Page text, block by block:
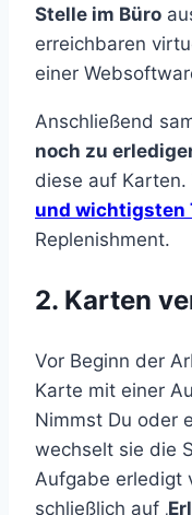
Stelle im Büro
erreichbaren
einer
Anschließend
noch zu
diese auf Karten.
und wichtigsten
Replenishment.
2. Karten
Vor Beginn der
Karte mit einer
Nimmst Du oder
wechselt sie die
Aufgabe erledigt
schließlich auf ‚